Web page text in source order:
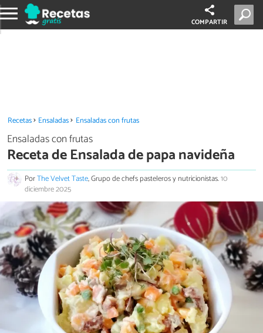
COMPARTIR
Recetas Ensaladas Ensaladas con frutas
Ensaladas con frutas
Receta de Ensalada de papa navideña
PorThe Velvet Taste, Grupo de chefs pasteleros y nutricionistas.10
diciembre 2025